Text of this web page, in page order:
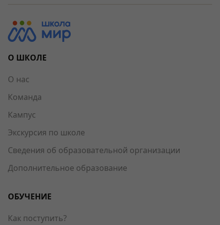
О ШКОЛЕ
О нас
Команда
Кампус
Экскурсия по школе
Сведения об образовательной организации
Дополнительное образование
ОБУЧЕНИЕ
Как поступить?